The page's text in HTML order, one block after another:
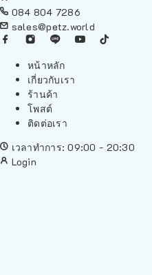
084 804 7286
sales@petz.world
หน้าหลัก
เกี่ยวกับเรา
ร้านค้า
โพสต์
ติดต่อเรา
เวลาทำการ: 09:00 - 20:30
Login